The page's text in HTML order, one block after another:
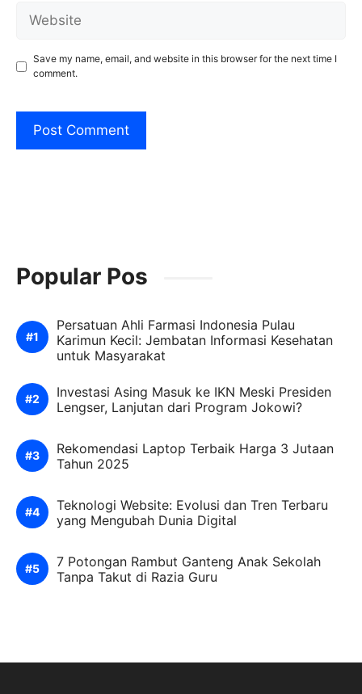
Website
Save my name, email, and website in this browser for the next time I
comment.
Popular Pos
Persatuan Ahli Farmasi Indonesia Pulau
Karimun Kecil: Jembatan Informasi Kesehatan
untuk Masyarakat
Investasi Asing Masuk ke IKN Meski Presiden
Lengser, Lanjutan dari Program Jokowi?
Rekomendasi Laptop Terbaik Harga 3 Jutaan
Tahun 2025
Teknologi Website: Evolusi dan Tren Terbaru
yang Mengubah Dunia Digital
7 Potongan Rambut Ganteng Anak Sekolah
Tanpa Takut di Razia Guru